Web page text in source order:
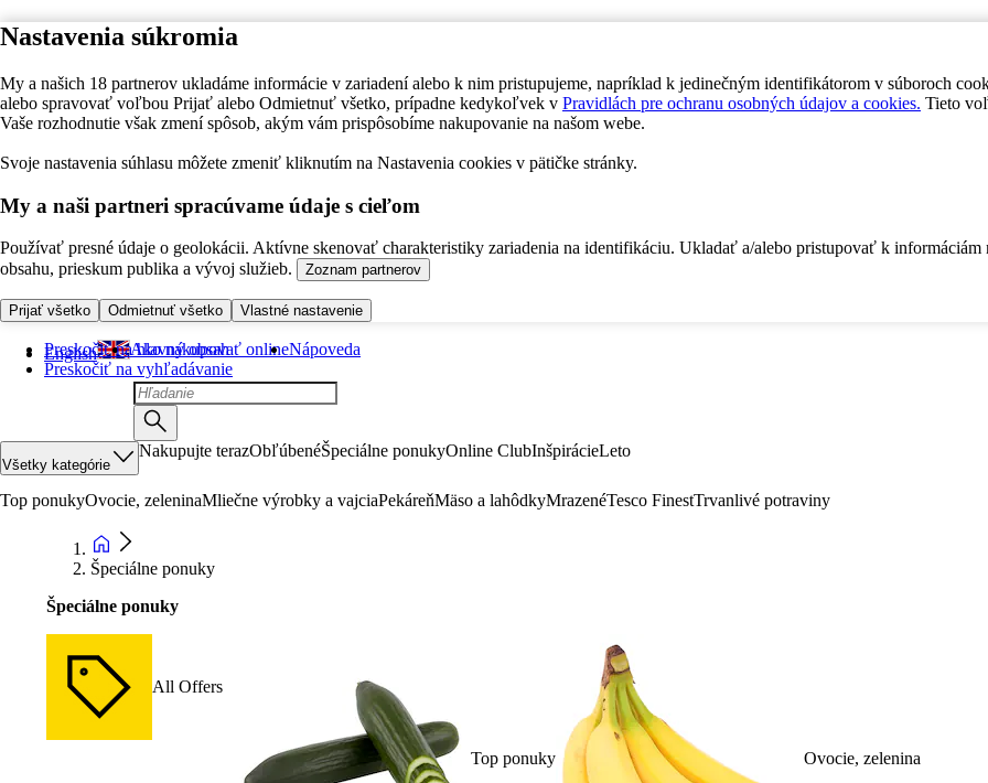
Nastavenia súkromia
My a našich 18 partnerov ukladáme informácie v zariadení alebo k nim pristupujeme, napríklad k jedinečným identifikátorom v súboroch
alebo spravovať voľbou Prijať alebo Odmietnuť všetko, prípadne kedykoľvek v Pravidlách pre ochranu osobných údajov a cookies. Tieto
Vaše rozhodnutie však zmení spôsob, akým vám prispôsobíme nakupovanie na našom webe.
Svoje nastavenia súhlasu môžete zmeniť kliknutím na Nastavenia cookies v pätičke stránky.
My a naši partneri spracúvame údaje s cieľom
Používať presné údaje o geolokácii. Aktívne skenovať charakteristiky zariadenia na identifikáciu. Ukladať a/alebo pristupovať k informáciám
obsahu, prieskum publika a vývoj služieb.
Zoznam partnerov
Prijať všetko Odmietnuť všetko Vlastné nastavenie
Preskočiť na hlavný obsah
Preskočiť na vyhľadávanie
English Ako nakupovať onlineNápoveda
Všetky kategórie
Nakupujte terazObľúbenéŠpeciálne ponukyOnline ClubInšpirácieLeto
Top ponukyOvocie, zeleninaMliečne výrobky a vajciaPekáreňMäso a lahôdkyMrazenéTesco FinestTrvanlivé potraviny
Špeciálne ponuky
Špeciálne ponuky
All Offers
Top ponuky Ovocie, zelenina